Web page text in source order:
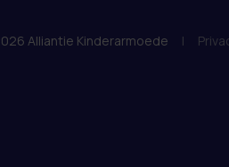
Alliantie Kinderarmoede |